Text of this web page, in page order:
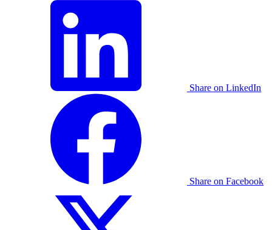
Share on LinkedIn
Share on Facebook